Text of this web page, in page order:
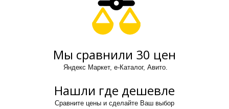
Мы сравнили 30 цен
Яндекс Маркет, е-Каталог, Авито.
Нашли где дешевле
Сравните цены и сделайте Ваш выбор